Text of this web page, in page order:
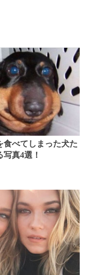
食べてしまった犬た
真4選！